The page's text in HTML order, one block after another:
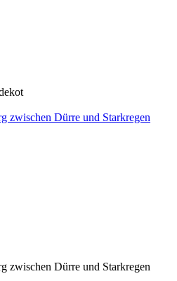
zwischen Dürre und Starkregen
zwischen Dürre und Starkregen